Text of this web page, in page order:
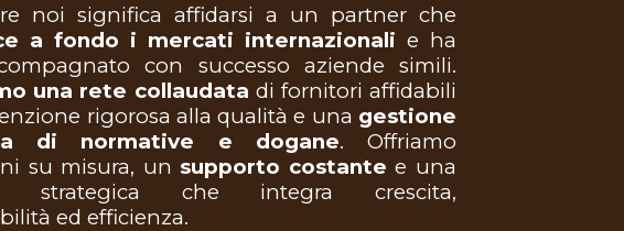
noi significa affidarsi a un partner che
a fondo i mercati internazionali e ha
con successo aziende simili.
una rete collaudata di fornitori affidabili
rigorosa alla qualità e una gestione
di normative e dogane. Offriamo
su misura, un supporto costante e una
strategica che integra crescita,
à ed efficienza.